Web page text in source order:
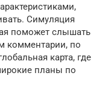
Симуляция
поможет слышать
комментарии, по
карта, где
планы по